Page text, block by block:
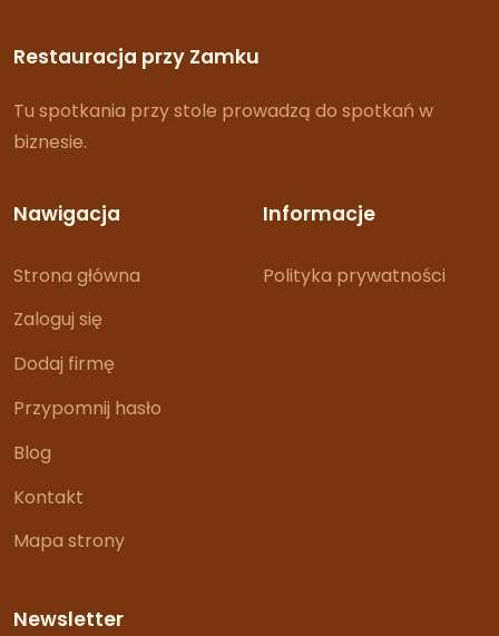
Restauracja przy Zamku
Tu spotkania przy stole prowadzą do spotkań w
biznesie.
Nawigacja
Strona główna
Zaloguj się
Dodaj firmę
Przypomnij hasło
Blog
Kontakt
Mapa strony
Informacje
Polityka prywatności
Newsletter